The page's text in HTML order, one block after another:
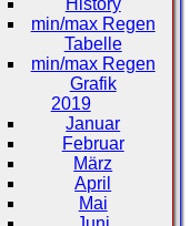
min/max Regen
Tabelle
min/max Regen
Grafik
2019
Januar
Februar
März
April
Mai